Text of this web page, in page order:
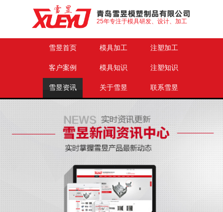
25年专注于模具研发、设计、加工
雪昱首页 模具加工 注塑加工
客户案例 模具知识 注塑知识
雪昱资讯 关于雪昱 联系雪昱